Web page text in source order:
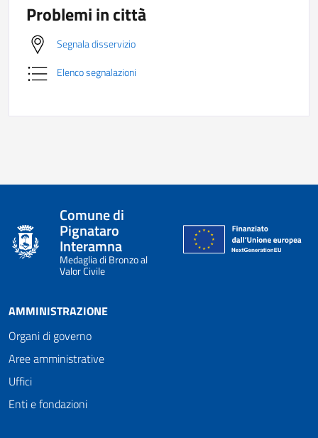
Problemi in città
Segnala disservizio
Elenco segnalazioni
Comune di
Pignataro
Interamna
Medaglia di Bronzo al
Valor Civile
AMMINISTRAZIONE
Organi di governo
Aree amministrative
Uffici
Enti e fondazioni